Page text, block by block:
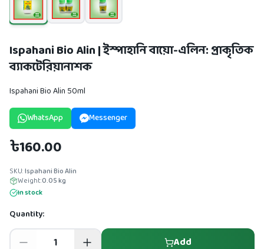
Ispahani Bio Alin | ইস্পাহানি বায়ো-এলিন: প্রাকৃতিক
ব্যাকটেরিয়ানাশক
Ispahani Bio Alin 50ml
WhatsApp
Messenger
৳160.00
SKU:Ispahani Bio Alin
Weight:0.05kg
In stock
Quantity:
Add